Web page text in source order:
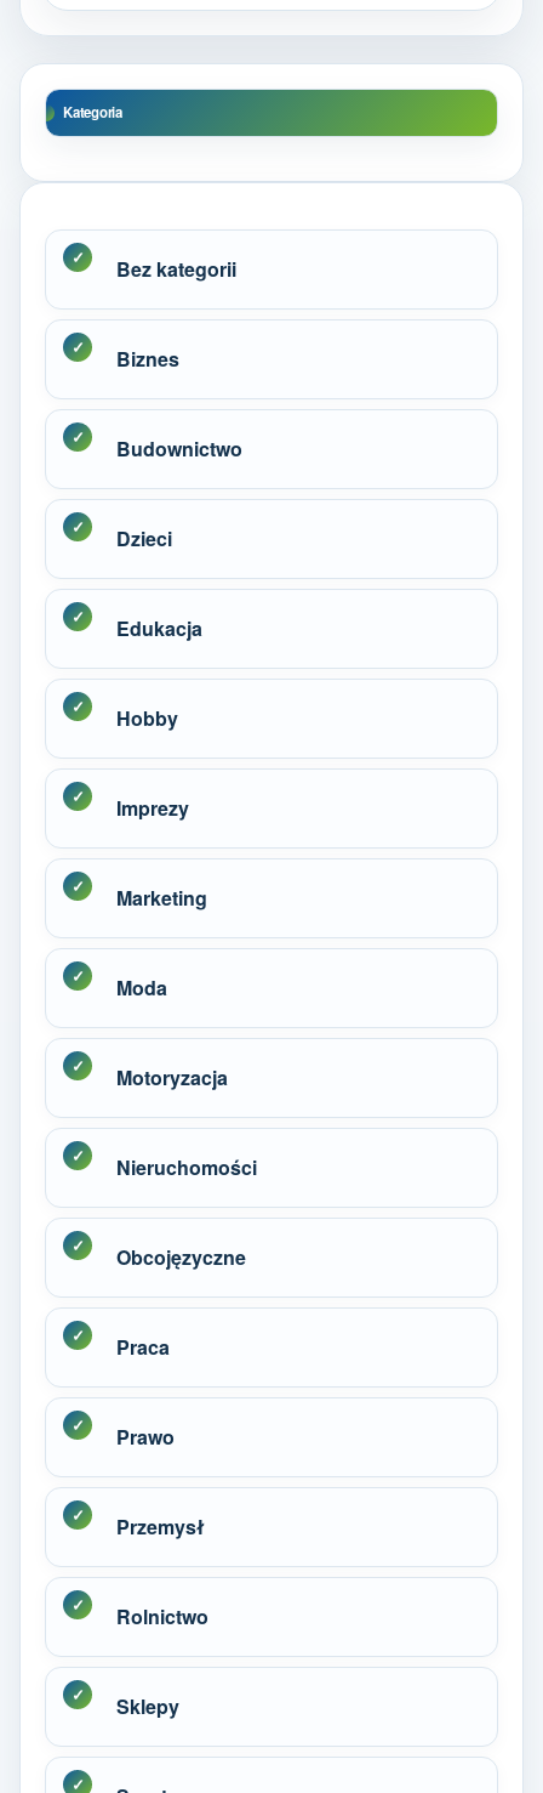
Kategoria
Bez kategorii
Biznes
Budownictwo
Dzieci
Edukacja
Hobby
Imprezy
Marketing
Moda
Motoryzacja
Nieruchomości
Obcojęzyczne
Praca
Prawo
Przemysł
Rolnictwo
Sklepy